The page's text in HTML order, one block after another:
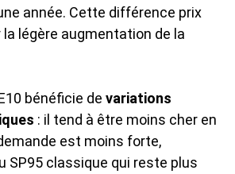
année. Cette différence prix
légère augmentation de la
bénéficie de variations
: il tend à être moins cher en
est moins forte,
SP95 classique qui reste plus